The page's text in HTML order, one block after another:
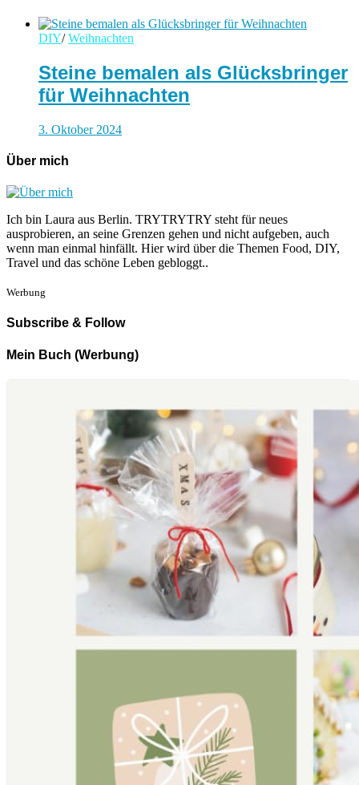
DIY/ Weihnachten
Steine bemalen als Glücksbringer
für Weihnachten
3. Oktober 2024
Über mich
Ich bin Laura aus Berlin. TRYTRYTRY steht für neues
ausprobieren, an seine Grenzen gehen und nicht aufgeben, auch
wenn man einmal hinfällt. Hier wird über die Themen Food, DIY,
Travel und das schöne Leben gebloggt..
Werbung
Subscribe & Follow
Mein Buch (Werbung)